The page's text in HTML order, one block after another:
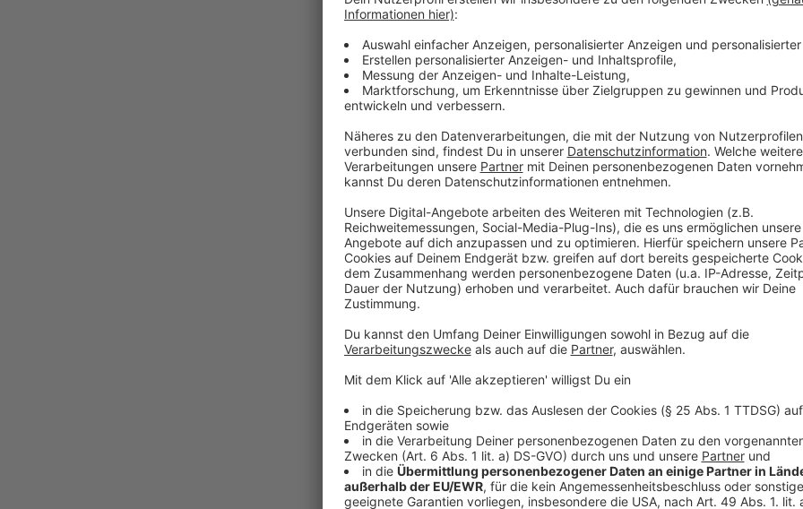
Fachkräftemangel als Ursache
Anzeige
Ein wesentlicher Grund für die langen Schlangen ist
der Behörde. In den letzten zwei Jahren wurden
Einführung von Ad-hoc-Terminen ermöglicht.
Anzeige
Fachkräftemangel ist weiter ein Thema
Anzeige
Ausbau der Telefonhotline geplant
Anzeige